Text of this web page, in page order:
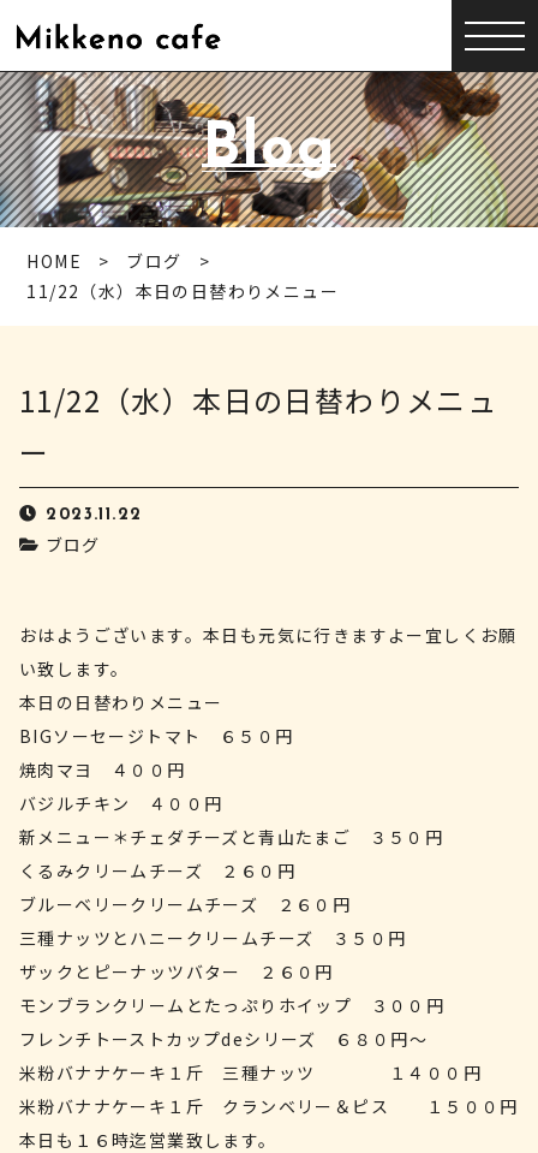
Blog
HOME
ブログ
11/22（水）本日の日替わりメニュー
11/22（水）本日の日替わりメニュ
ー
2023.11.22
ブログ
おはようございます。本日も元気に行きますよー宜しくお願
い致します。
本日の日替わりメニュー
BIGソーセージトマト ６５０円
焼肉マヨ ４００円
バジルチキン ４００円
新メニュー＊チェダチーズと青山たまご ３５０円
くるみクリームチーズ ２６０円
ブルーベリークリームチーズ ２６０円
三種ナッツとハニークリームチーズ ３５０円
ザックとピーナッツバター ２６０円
モンブランクリームとたっぷりホイップ ３００円
フレンチトーストカップdeシリーズ ６８０円～
米粉バナナケーキ１斤 三種ナッツ １４００円
米粉バナナケーキ１斤 クランベリー＆ピス １５００円
本日も１６時迄営業致します。